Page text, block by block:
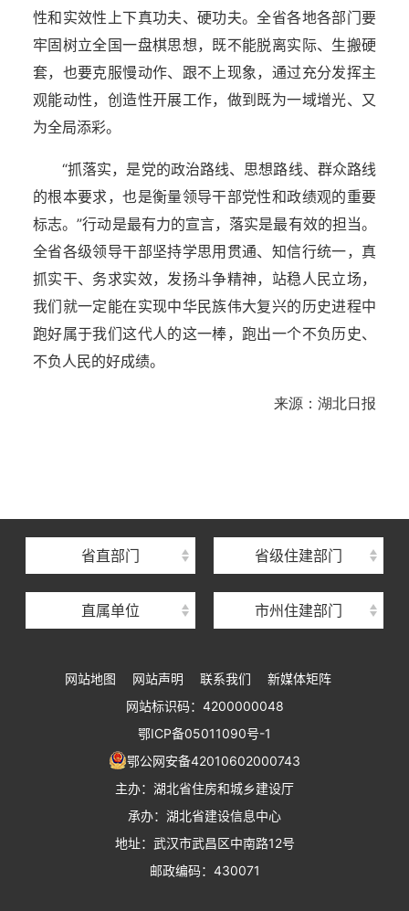
性和实效性上下真功夫、硬功夫。全省各地各部门要
牢固树立全国一盘棋思想，既不能脱离实际、生搬硬
套，也要克服慢动作、跟不上现象，通过充分发挥主
观能动性，创造性开展工作，做到既为一域增光、又
为全局添彩。
“抓落实，是党的政治路线、思想路线、群众路线
的根本要求，也是衡量领导干部党性和政绩观的重要
标志。”行动是最有力的宣言，落实是最有效的担当。
全省各级领导干部坚持学思用贯通、知信行统一，真
抓实干、务求实效，发扬斗争精神，站稳人民立场，
我们就一定能在实现中华民族伟大复兴的历史进程中
跑好属于我们这代人的这一棒，跑出一个不负历史、
不负人民的好成绩。
来源：湖北日报
省直部门 省级住建部门
直属单位
湖北省住房保障中心
湖北省建设工程质量安全监督总站
湖北省建设工程标准定额管理总站
湖北省住建厅执业资格注册中心
湖北省城乡建设发展中心
湖北城市建设职业技术学院
市州住建部门
网站地图 网站声明 联系我们
新媒体矩阵
网站标识码：4200000048
鄂ICP备05011090号-1
鄂公网安备42010602000743
主办：湖北省住房和城乡建设厅
承办：湖北省建设信息中心
地址：武汉市武昌区中南路12号
邮政编码：430071